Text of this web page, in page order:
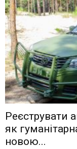
Реєструвати
як
новою...